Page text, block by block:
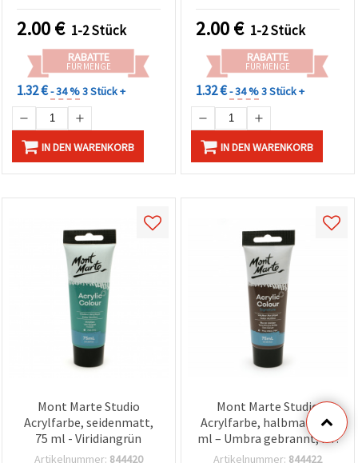
2.00€ 1-2 Stück
RABATTE
FÜR MENGE
1.32 €- 34 %3 Stück +
IN DEN WARENKORB
2.00€ 1-2 Stück
RABATTE
FÜR MENGE
1.32 €- 34 %3 Stück +
IN DEN WARENKORB
Mont Marte Studio
Acrylfarbe, seidenmatt,
75 ml - Viridiangrün
Artikelnummer: 844420
Mont Marte Studio
Acrylfarbe, halbmatt, 75
ml – Umbra gebrannt, für
Basteln & Hobby
Artikelnummer: 844422